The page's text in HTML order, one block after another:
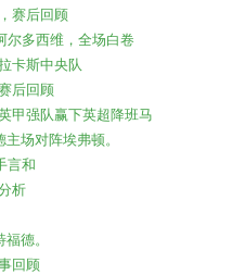
赛后回顾
尔多西维，全场白卷
卡斯中央队
后回顾
甲强队赢下英超降班马
场对阵埃弗顿。
言和
析
德。
回顾